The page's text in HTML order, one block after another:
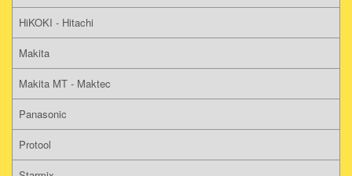
HiKOKI - Hitachi
Makita
Makita MT - Maktec
Panasonic
Protool